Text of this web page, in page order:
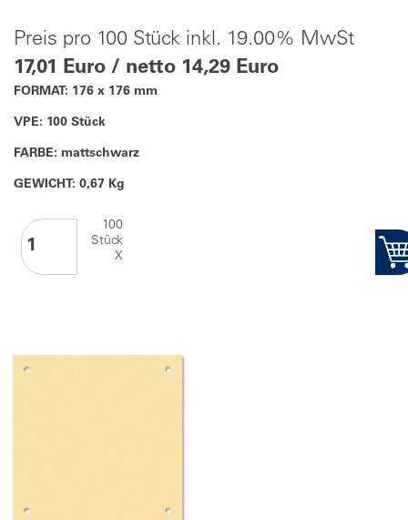
Preis pro 100 Stück inkl. 19.00% MwSt
17,01 Euro / netto 14,29 Euro
FORMAT: 176 x 176 mm
VPE: 100 Stück
FARBE: mattschwarz
GEWICHT: 0,67 Kg
100
Stück
X